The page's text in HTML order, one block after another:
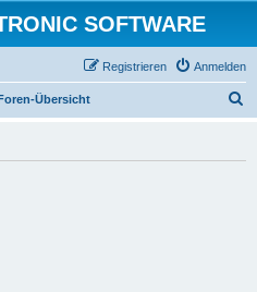
SOFTWARE
Anmelden
Registrieren
Übersicht